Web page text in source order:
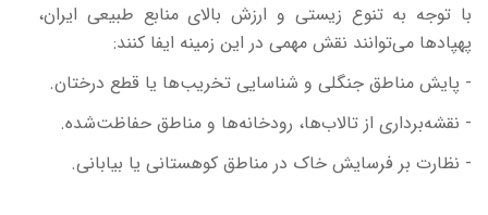
با توجه به تنوع زیستی و ارزش بالای منابع طبیعی ایران،
پهپادها می‌توانند نقش مهمی در این زمینه ایفا کنند:
- پایش مناطق جنگلی و شناسایی تخریب‌ها یا قطع درختان.
- نقشه‌برداری از تالاب‌ها، رودخانه‌ها و مناطق حفاظت‌شده.
- نظارت بر فرسایش خاک در مناطق کوهستانی یا بیابانی.